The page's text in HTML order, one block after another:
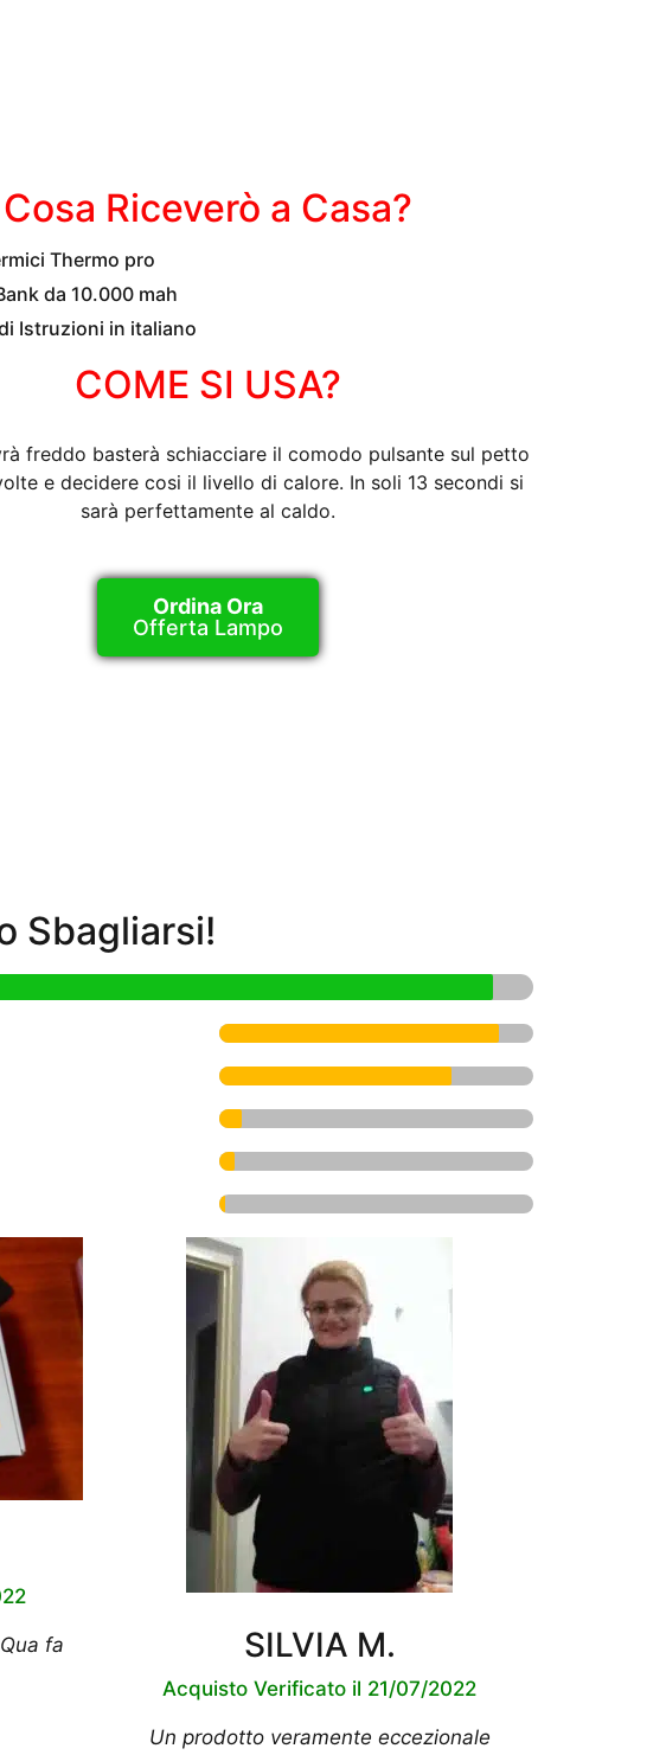
Cosa Riceverò a Casa?
Thermo pro
da 10.000 mah
Istruzioni in italiano
COME SI USA?
freddo basterà schiacciare il comodo pulsante sul petto
e decidere cosi il livello di calore. In soli 13 secondi si
sarà perfettamente al caldo.
Ordina Ora
Offerta Lampo
Sbagliarsi!
fa
SILVIA M.
Acquisto Verificato il 21/07/2022
Un prodotto veramente eccezionale